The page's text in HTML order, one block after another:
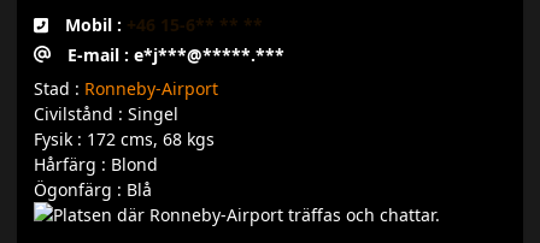
Mobil : +46 15-6** ** **
E-mail : e*j***@*****.***
Stad : Ronneby-Airport
Civilstånd : Singel
Fysik : 172 cms, 68 kgs
Hårfärg : Blond
Ögonfärg : Blå